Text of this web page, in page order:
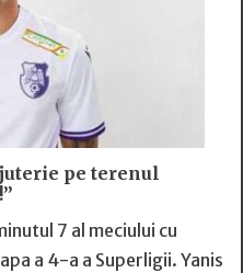
pe terenul
7 al meciului cu
a 4-a a Superligii. Yanis